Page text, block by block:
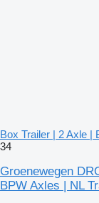
Box Trailer | 2 Axle |
34
Groenewegen
BPW Axles | NL